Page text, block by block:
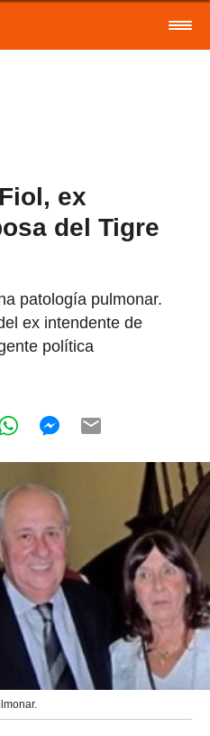
ex
del Tigre
patología pulmonar.
ex intendente de
política